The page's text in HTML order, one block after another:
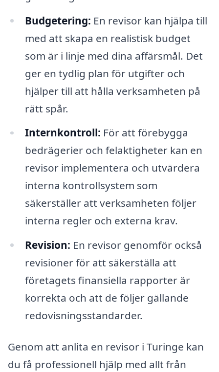
Budgetering: En revisor kan hjälpa till
med att skapa en realistisk budget
som är i linje med dina affärsmål. Det
ger en tydlig plan för utgifter och
hjälper till att hålla verksamheten på
rätt spår.
Internkontroll: För att förebygga
bedrägerier och felaktigheter kan en
revisor implementera och utvärdera
interna kontrollsystem som
säkerställer att verksamheten följer
interna regler och externa krav.
Revision: En revisor genomför också
revisioner för att säkerställa att
företagets finansiella rapporter är
korrekta och att de följer gällande
redovisningsstandarder.
Genom att anlita en revisor i Turinge kan
du få professionell hjälp med allt från